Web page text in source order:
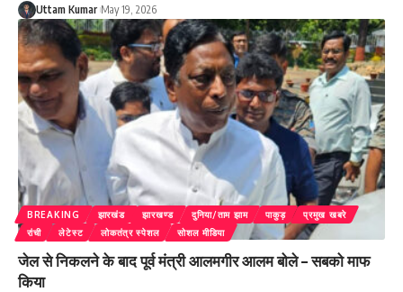
Uttam Kumar May 19, 2026
BREAKING झारखंड झारखण्ड दुनिया/ताम झाम पाकुड़
प्रमुख खबरे
रांची
लेटेस्ट लोकतंत्र स्पेशल सोशल मीडिया
जेल से निकलने के बाद पूर्व मंत्री आलमगीर आलम बोले – सबको माफ
किया